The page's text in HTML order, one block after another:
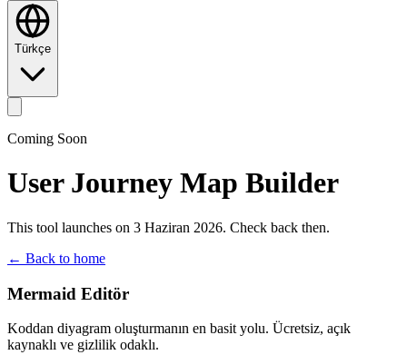
Türkçe
Coming Soon
User Journey Map Builder
This tool launches on 3 Haziran 2026. Check back then.
← Back to home
Mermaid Editör
Koddan diyagram oluşturmanın en basit yolu. Ücretsiz, açık
kaynaklı ve gizlilik odaklı.